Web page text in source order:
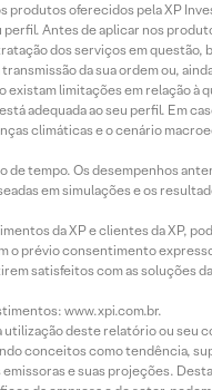
produtos oferecidos pela XP
Antes de aplicar nos
dos serviços em questão,
da sua ordem ou,
limitações em relação à
adequada ao seu perfil. Em
climáticas e o cenário
tempo. Os desempenhos
em simulações e os
da XP e clientes da XP,
o prévio consentimento
satisfeitos com as soluções
www.xpi.com.br.
deste relatório ou seu
conceitos como tendência,
e suas projeções.